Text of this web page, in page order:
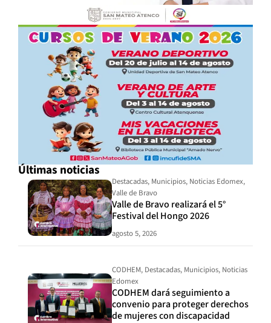
Últimas noticias
Destacadas, Municipios, Noticias Edomex,
Valle de Bravo
Valle de Bravo realizará el 5°
Festival del Hongo 2026
agosto 5, 2026
CODHEM, Destacadas, Municipios, Noticias
Edomex
CODHEM dará seguimiento a
convenio para proteger derechos
de mujeres con discapacidad